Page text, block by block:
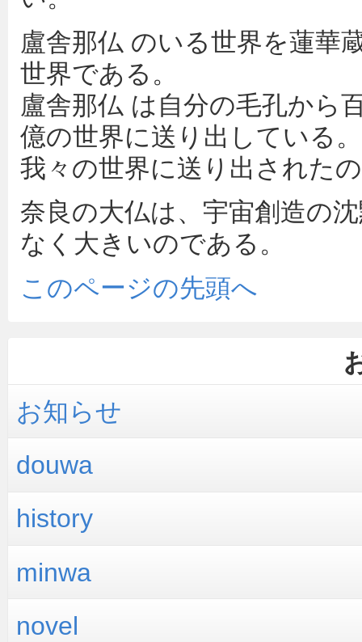
盧舎那仏 のいる世界を蓮華
世界である。
盧舎那仏 は自分の毛孔から
億の世界に送り出している。
我々の世界に送り出された
奈良の大仏は、宇宙創造の
なく大きいのである。
このページの先頭へ
お知らせ
douwa
history
minwa
novel